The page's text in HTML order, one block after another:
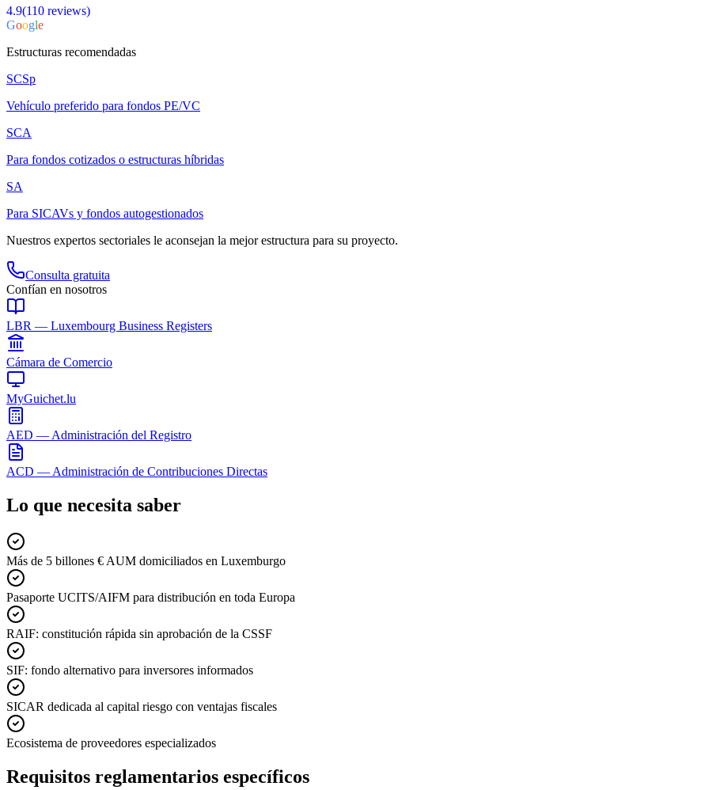
4.9(110 reviews)
Google
Estructuras recomendadas
SCSp
Vehículo preferido para fondos PE/VC
SCA
Para fondos cotizados o estructuras híbridas
SA
Para SICAVs y fondos autogestionados
Nuestros expertos sectoriales le aconsejan la mejor estructura para su proyecto.
Consulta gratuita
Confían en nosotros
LBR — Luxembourg Business Registers
Cámara de Comercio
MyGuichet.lu
AED — Administración del Registro
ACD — Administración de Contribuciones Directas
Lo que necesita saber
Más de 5 billones € AUM domiciliados en Luxemburgo
Pasaporte UCITS/AIFM para distribución en toda Europa
RAIF: constitución rápida sin aprobación de la CSSF
SIF: fondo alternativo para inversores informados
SICAR dedicada al capital riesgo con ventajas fiscales
Ecosistema de proveedores especializados
Requisitos reglamentarios específicos